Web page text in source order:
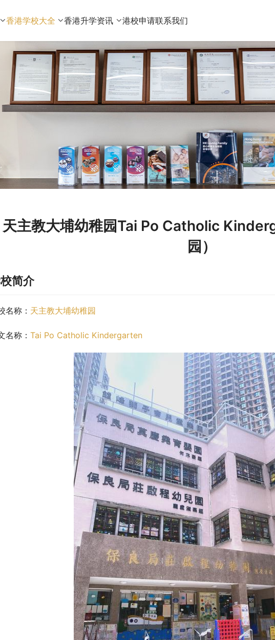
香港学校大全 香港升学资讯 港校申请联系我们
天主教大埔幼稚园Tai Po Catholic
园）
简介
名称： 天主教大埔幼稚园
名称： Tai Po Catholic Kindergarten